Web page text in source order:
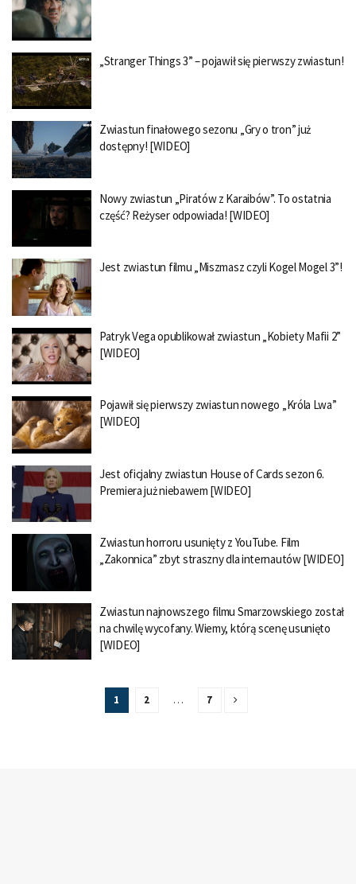
„Stranger Things 3” – pojawił się pierwszy zwiastun!
Zwiastun finałowego sezonu „Gry o tron” już
dostępny! [WIDEO]
Nowy zwiastun „Piratów z Karaibów”. To ostatnia
część? Reżyser odpowiada! [WIDEO]
Jest zwiastun filmu „Miszmasz czyli Kogel Mogel 3”!
Patryk Vega opublikował zwiastun „Kobiety Mafii 2”
[WIDEO]
Pojawił się pierwszy zwiastun nowego „Króla Lwa”
[WIDEO]
Jest oficjalny zwiastun House of Cards sezon 6.
Premiera już niebawem [WIDEO]
Zwiastun horroru usunięty z YouTube. Film
„Zakonnica” zbyt straszny dla internautów [WIDEO]
Zwiastun najnowszego filmu Smarzowskiego został
na chwilę wycofany. Wiemy, którą scenę usunięto
[WIDEO]
1 2 … 7